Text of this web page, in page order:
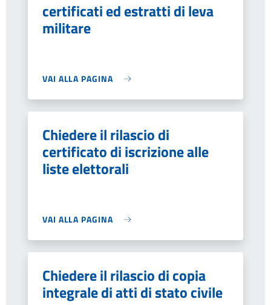
certificati ed estratti di leva
militare
VAI ALLA PAGINA
Chiedere il rilascio di
certificato di iscrizione alle
liste elettorali
VAI ALLA PAGINA
Chiedere il rilascio di copia
integrale di atti di stato civile